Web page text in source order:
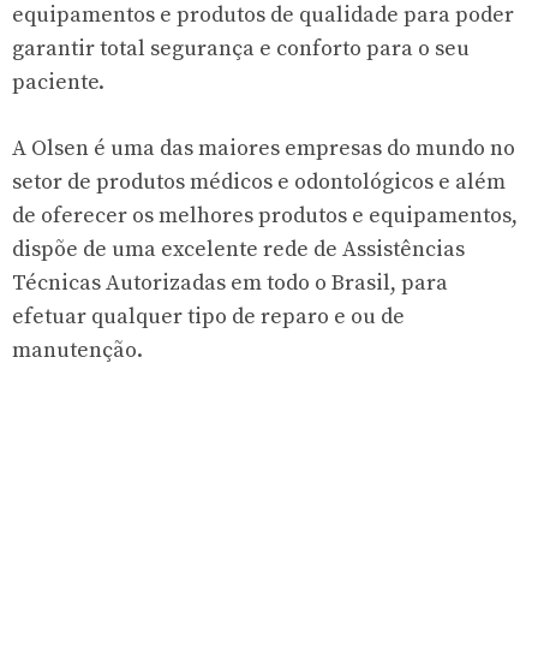
equipamentos e produtos de qualidade para poder
garantir total segurança e conforto para o seu
paciente.
A Olsen é uma das maiores empresas do mundo no
setor de produtos médicos e odontológicos e além
de oferecer os melhores produtos e equipamentos,
dispõe de uma excelente rede de Assistências
Técnicas Autorizadas em todo o Brasil, para
efetuar qualquer tipo de reparo e ou de
manutenção.